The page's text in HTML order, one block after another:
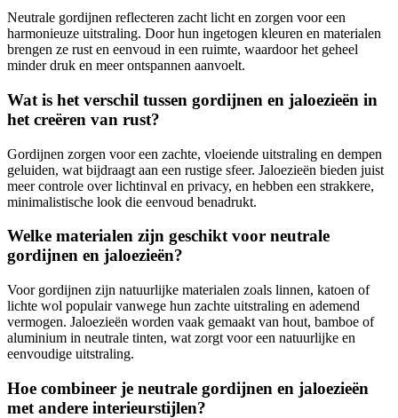
Neutrale gordijnen reflecteren zacht licht en zorgen voor een
harmonieuze uitstraling. Door hun ingetogen kleuren en materialen
brengen ze rust en eenvoud in een ruimte, waardoor het geheel
minder druk en meer ontspannen aanvoelt.
Wat is het verschil tussen gordijnen en jaloezieën in
het creëren van rust?
Gordijnen zorgen voor een zachte, vloeiende uitstraling en dempen
geluiden, wat bijdraagt aan een rustige sfeer. Jaloezieën bieden juist
meer controle over lichtinval en privacy, en hebben een strakkere,
minimalistische look die eenvoud benadrukt.
Welke materialen zijn geschikt voor neutrale
gordijnen en jaloezieën?
Voor gordijnen zijn natuurlijke materialen zoals linnen, katoen of
lichte wol populair vanwege hun zachte uitstraling en ademend
vermogen. Jaloezieën worden vaak gemaakt van hout, bamboe of
aluminium in neutrale tinten, wat zorgt voor een natuurlijke en
eenvoudige uitstraling.
Hoe combineer je neutrale gordijnen en jaloezieën
met andere interieurstijlen?